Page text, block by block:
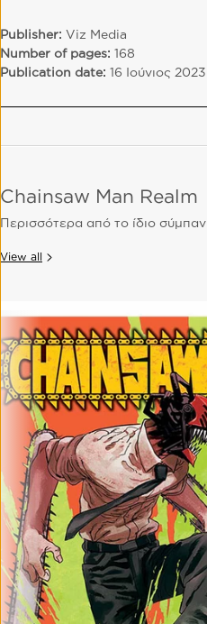
Publisher: Viz Media
Number of pages: 168
Publication date: 16 Ιούνιος 2023
Chainsaw Man Realm
Περισσότερα από το ίδιο σύμπαν
View all